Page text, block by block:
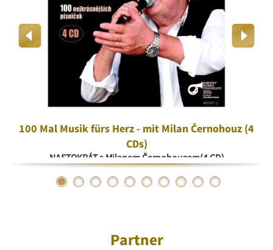
100 Mal Musik fürs Herz - mit Milan Černohouz (4
CDs)
NASTOKRÁT s Milanem Černohouzem(4 CD)
Partner